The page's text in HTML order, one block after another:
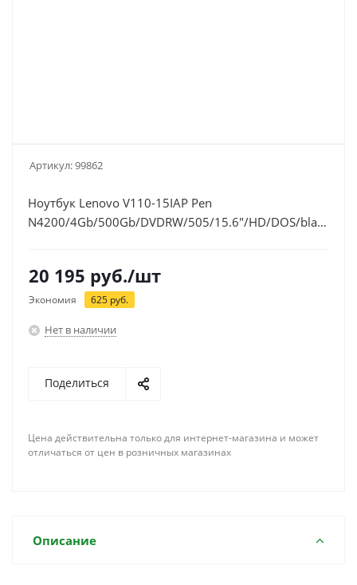
Артикул:99862
Ноутбук Lenovo V110-15IAP Pen
N4200/4Gb/500Gb/DVDRW/505/15.6"/HD/DOS/black/
20 195 руб./шт
Экономия 625 руб.
Нет в наличии
Поделиться
Цена действительна только для интернет-магазина и может
отличаться от цен в розничных магазинах
Описание